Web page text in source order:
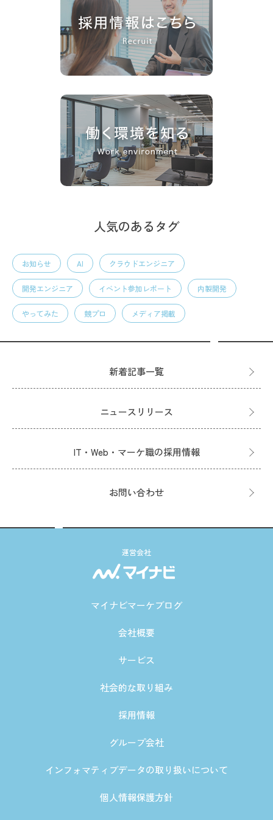
人気のあるタグ
お知らせ AI クラウドエンジニア
開発エンジニア イベント参加レポート 内製開発
やってみた 競プロ メディア掲載
新着記事一覧
ニュースリリース
IT・Web・マーケ職の採用情報
お問い合わせ
運営会社
マイナビマーケブログ
会社概要
サービス
社会的な取り組み
採用情報
グループ会社
インフォマティブデータの取り扱いについて
個人情報保護方針